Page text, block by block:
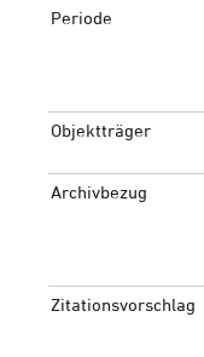
Periode
Objektträger
Archivbezug
Zitationsvorschlag